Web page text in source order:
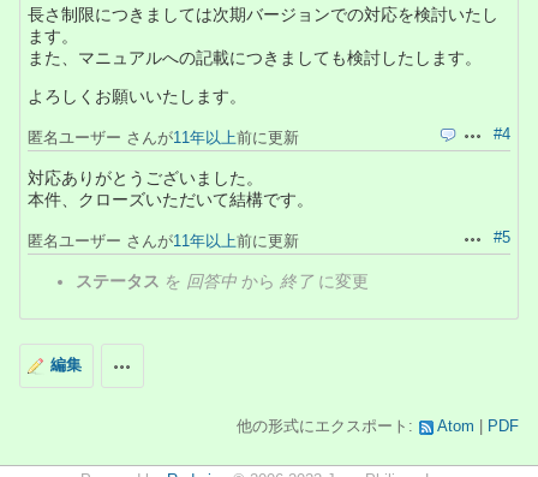
長さ制限につきましては次期バージョンでの対応を検討いたし
ます。
また、マニュアルへの記載につきましても検討したします。
よろしくお願いいたします。
引用 操作#4
匿名ユーザー さんが11年以上前に更新
対応ありがとうございました。
本件、クローズいただいて結構です。
操作#5
匿名ユーザー さんが11年以上前に更新
ステータス を 回答中 から 終了 に変更
編集
他の形式にエクスポート: Atom PDF